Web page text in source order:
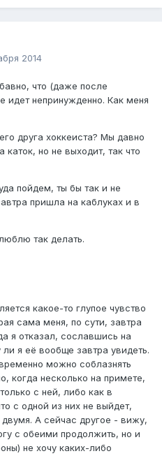
2014
что (даже после
идет непринужденно. Как меня
друга хоккеиста? Мы давно
но не выходит, так что
пойдем, ты бы так и не
пришла на каблуках и в
так делать.
какое-то глупое чувство
сама меня, по сути, завтра
я отказал, сославшись на
я её вообще завтра увидеть.
можно соблазнять
когда несколько на примете,
с ней, либо как в
с одной из них не выйдет,
А сейчас другое - вижу,
с обеими продолжить, но и
не хочу каких-либо